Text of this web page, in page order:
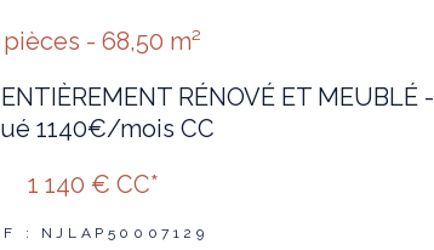
pièces - 68,50 m²
RÉNOVÉ ET MEUBLÉ -
1140€/mois CC
1 140 € CC*
: NJLAP50007129